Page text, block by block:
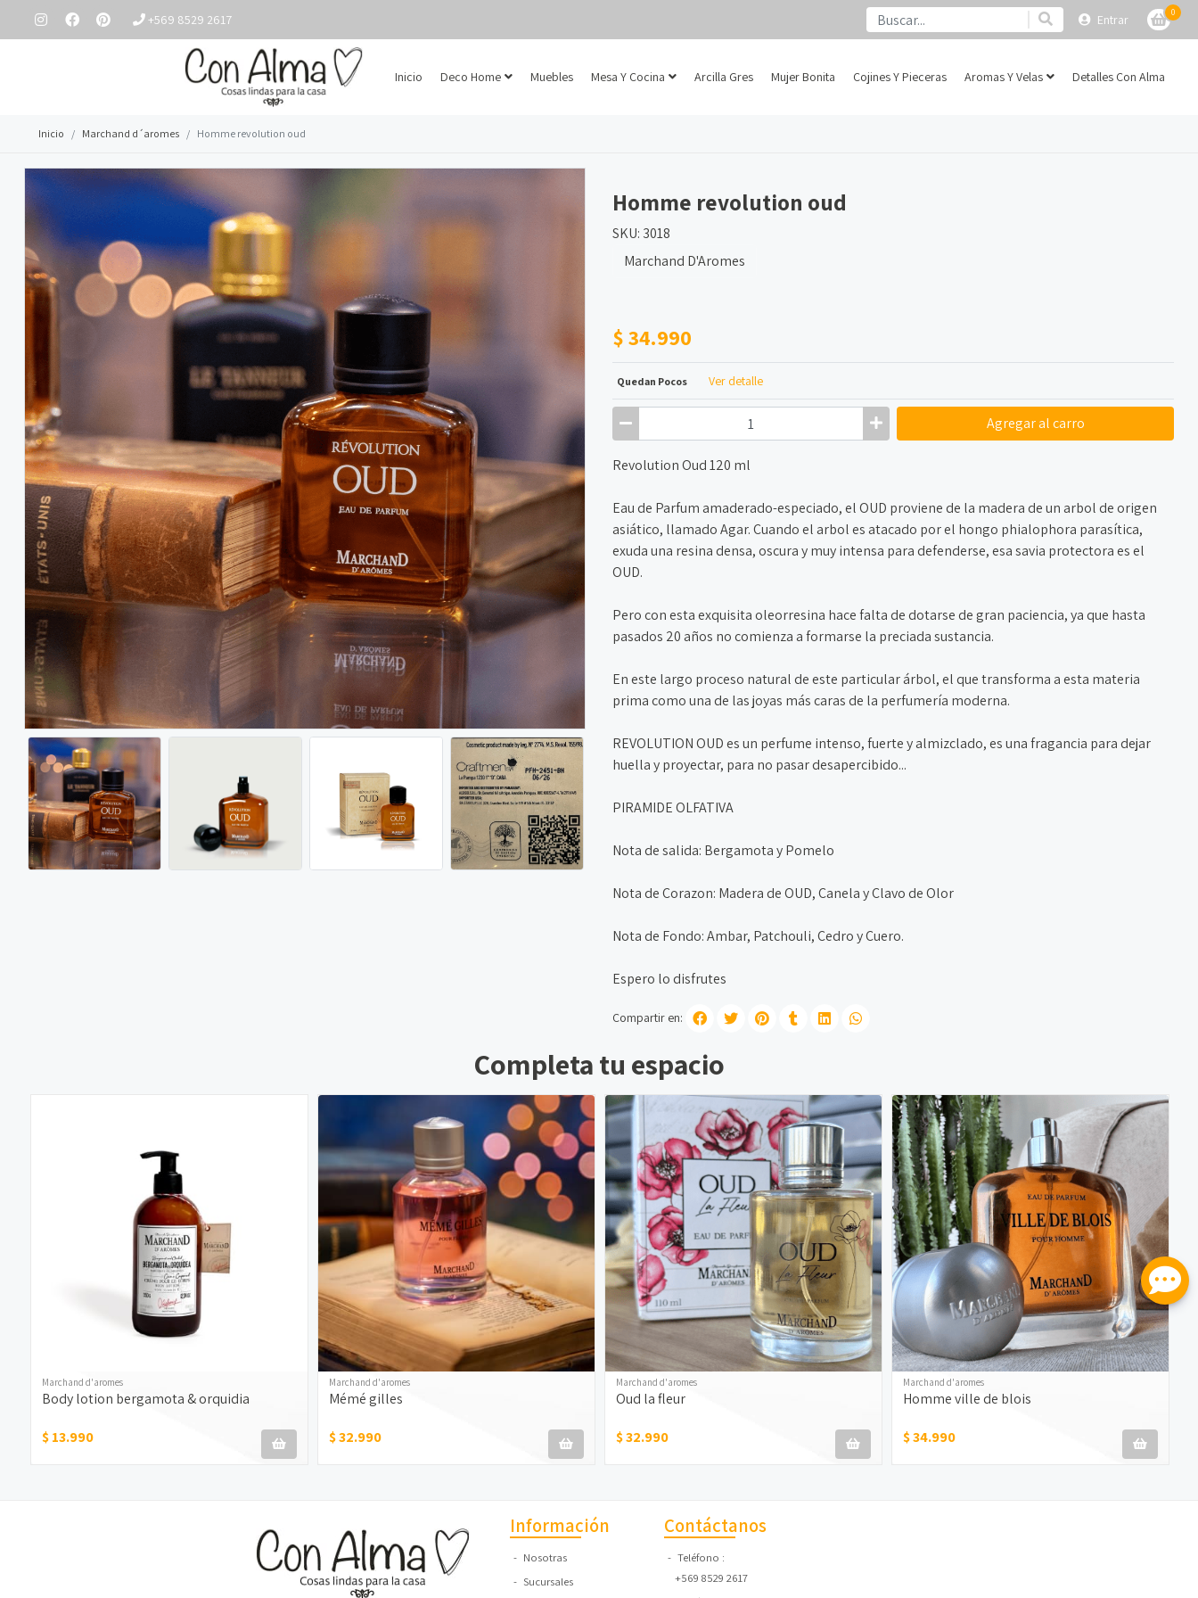
+569 8529 2617 Entrar 0
Inicio Deco Home Muebles Mesa Y Cocina Arcilla Gres Mujer Bonita Cojines Y Pieceras Aromas Y Velas Detalles Con Alma
Inicio Marchand d´aromes Homme revolution oud
Homme revolution oud
SKU: 3018
Marchand D'Aromes
$ 34.990
Quedan Pocos Ver detalle
Agregaral carro
Revolution Oud 120 ml
Eau de Parfum amaderado-especiado, el OUD proviene de la madera de un arbol de origen
asiático, llamado Agar. Cuando el arbol es atacado por el hongo phialophora parasítica,
exuda una resina densa, oscura y muy intensa para defenderse, esa savia protectora es el
OUD.
Pero con esta exquisita oleorresina hace falta de dotarse de gran paciencia, ya que hasta
pasados 20 años no comienza a formarse la preciada sustancia.
En este largo proceso natural de este particular árbol, el que transforma a esta materia
prima como una de las joyas más caras de la perfumería moderna.
REVOLUTION OUD es un perfume intenso, fuerte y almizclado, es una fragancia para dejar
huella y proyectar, para no pasar desapercibido...
PIRAMIDE OLFATIVA
Nota de salida: Bergamota y Pomelo
Nota de Corazon: Madera de OUD, Canela y Clavo de Olor
Nota de Fondo: Ambar, Patchouli, Cedro y Cuero.
Espero lo disfrutes
Compartir en:
Completa tu espacio
Marchand d'aromes
Body lotion bergamota & orquidia
$ 13.990
Marchand d'aromes
Mémé gilles
$ 32.990
Marchand d'aromes
Oud la fleur
$ 32.990
Marchand d'aromes
Homme ville de blois
$ 34.990
Información
Nosotras
Sucursales
Contáctanos
Teléfono
+569 8529 2617